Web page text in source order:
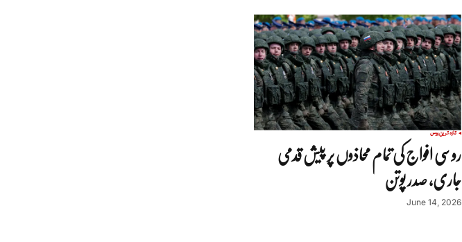
تازہ ترینروس
روسی افواج کی تمام محاذوں پر پیش قدمی
جاری، صدر پوتن
June 14, 2026